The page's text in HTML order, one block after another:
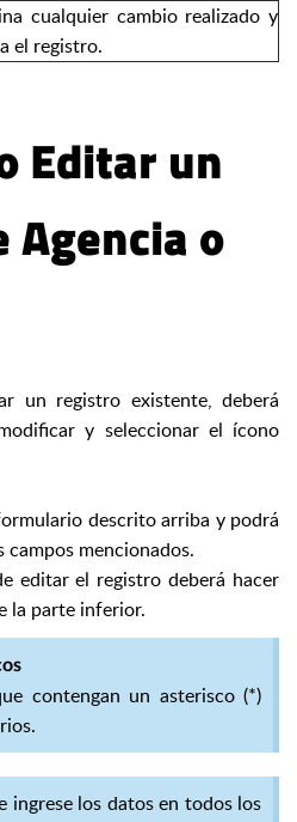
cualquier cambio realizado y
el registro.
Editar un
o
un registro existente, deberá
y seleccionar el ícono
descrito arriba y podrá
mencionados.
editar el registro deberá hacer
la parte inferior.
contengan un asterisco (*)
ingrese los datos en todos los